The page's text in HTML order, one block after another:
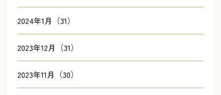
2024年1月（31）
2023年12月（31）
2023年11月（30）